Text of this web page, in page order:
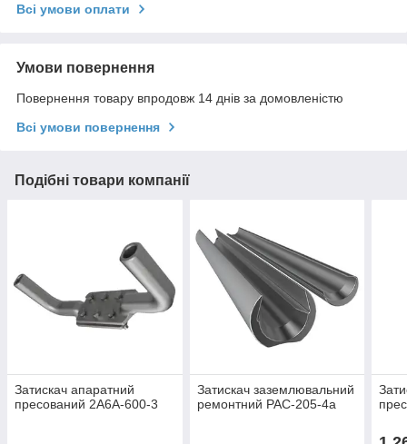
Всі умови оплати
Умови повернення
Повернення товару впродовж 14 днів за домовленістю
Всі умови повернення
Подібні товари компанії
Затискач апаратний
пресований 2А6А-600-3
Затискач заземлювальний
ремонтний РАС-205-4а